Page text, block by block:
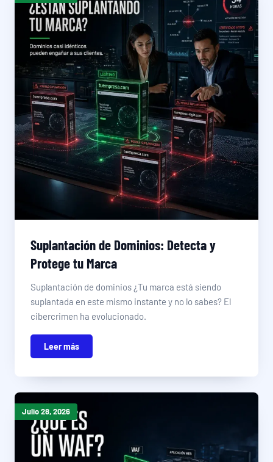
Suplantación de Dominios: Detecta y
Protege tu Marca
Suplantación de dominios ¿Tu marca está siendo
suplantada en este mismo instante y no lo sabes? El
cibercrimen ha evolucionado.
Leer más
Julio 28, 2026